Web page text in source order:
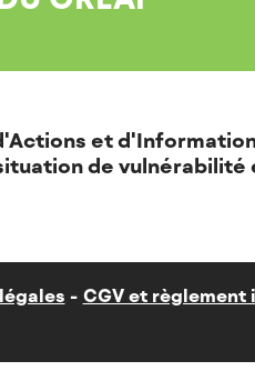
et
de vulnérabilité
CGV et règlement